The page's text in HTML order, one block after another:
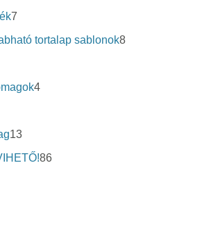
77
termék
tortalap sablonok88
termék
44
1313
termék
8686